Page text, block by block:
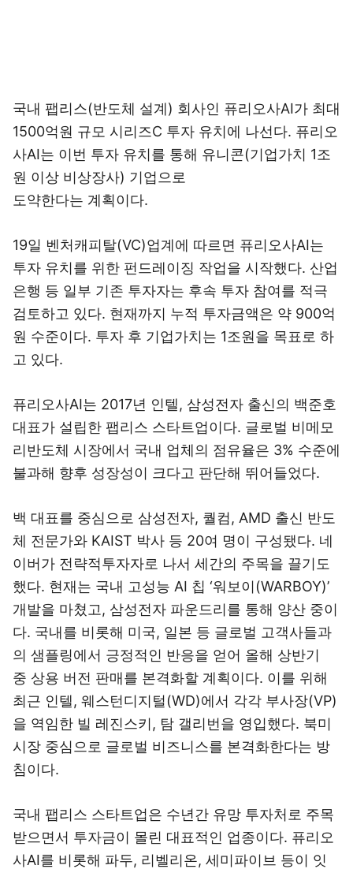
국내 팹리스(반도체 설계) 회사인 퓨리오사AI가 최대
1500억원 규모 시리즈C 투자 유치에 나선다. 퓨리오
사AI는 이번 투자 유치를 통해 유니콘(기업가치 1조
원 이상 비상장사) 기업으로
도약한다는 계획이다.
19일 벤처캐피탈(VC)업계에 따르면 퓨리오사AI는
투자 유치를 위한 펀드레이징 작업을 시작했다. 산업
은행 등 일부 기존 투자자는 후속 투자 참여를 적극
검토하고 있다. 현재까지 누적 투자금액은 약 900억
원 수준이다. 투자 후 기업가치는 1조원을 목표로 하
고 있다.
퓨리오사AI는 2017년 인텔, 삼성전자 출신의 백준호
대표가 설립한 팹리스 스타트업이다. 글로벌 비메모
리반도체 시장에서 국내 업체의 점유율은 3% 수준에
불과해 향후 성장성이 크다고 판단해 뛰어들었다.
백 대표를 중심으로 삼성전자, 퀄컴, AMD 출신 반도
체 전문가와 KAIST 박사 등 20여 명이 구성됐다. 네
이버가 전략적투자자로 나서 세간의 주목을 끌기도
했다. 현재는 국내 고성능 AI 칩 ‘워보이(WARBOY)’
개발을 마쳤고, 삼성전자 파운드리를 통해 양산 중이
다. 국내를 비롯해 미국, 일본 등 글로벌 고객사들과
의 샘플링에서 긍정적인 반응을 얻어 올해 상반기
중 상용 버전 판매를 본격화할 계획이다. 이를 위해
최근 인텔, 웨스턴디지털(WD)에서 각각 부사장(VP)
을 역임한 빌 레진스키, 탐 갤리번을 영입했다. 북미
시장 중심으로 글로벌 비즈니스를 본격화한다는 방
침이다.
국내 팹리스 스타트업은 수년간 유망 투자처로 주목
받으면서 투자금이 몰린 대표적인 업종이다. 퓨리오
사AI를 비롯해 파두, 리벨리온, 세미파이브 등이 잇